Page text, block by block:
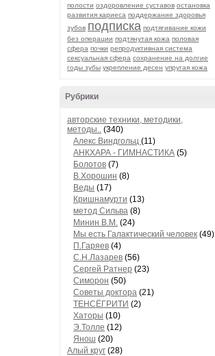
полости оздоровление суставов остановка
развития кариеса поддержание здоровья
зубов подписка подтягивание кожи
без операции подтянутая кожа половая
сфера почки репродуктивная система
сексуальная сфера сохранение на долгие
годы зубы укрепление десен упругая кожа
Рубрики
авторские техники, методики,
методы.. (340)
Алекс Виндгольц (11)
АНКХАРА - ГИМНАСТИКА (5)
Болотов (7)
В.Хорошин (8)
Веды (17)
Кришнамурти (13)
метод Сильва (8)
Минин В.М. (24)
Мы есть Галактический человек (49)
П.Гаряев (4)
С.Н.Лазарев (56)
Сергей Ратнер (23)
Симорон (50)
Советы доктора (21)
ТЕНСЁГРИТИ (2)
Хаторы (10)
Э.Толле (12)
Янош (20)
Алый круг (28)